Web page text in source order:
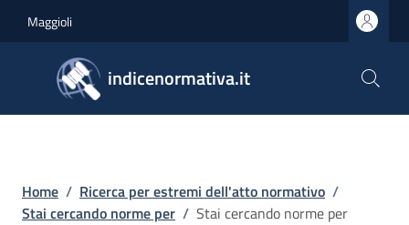
Maggioli
indicenormativa.it
Briciole di pane
Home / Ricerca per estremi dell'atto normativo /
Stai cercando norme per / Stai cercando norme per